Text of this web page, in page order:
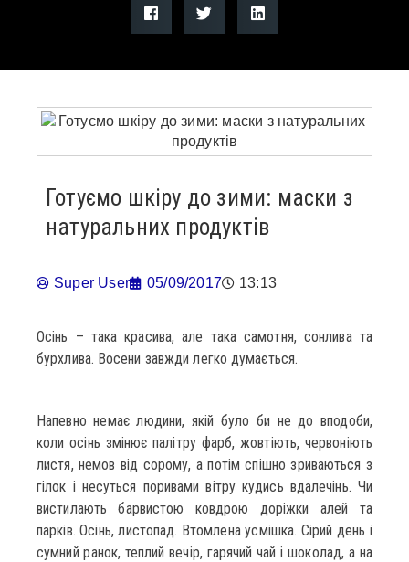
Готуємо шкіру до зими: маски з
натуральних продуктів
Super User 05/09/2017 13:13
Осінь – така красива, але така самотня, сонлива та
бурхлива. Восени завжди легко думається.
Напевно немає людини, якій було би не до вподоби,
коли осінь змінює палітру фарб, жовтіють, червоніють
листя, немов від сорому, а потім спішно зриваються з
гілок і несуться поривами вітру кудись вдалечінь. Чи
вистилають барвистою ковдрою доріжки алей та
парків. Осінь, листопад. Втомлена усмішка. Сірий день і
сумний ранок, теплий вечір, гарячий чай і шоколад, а на